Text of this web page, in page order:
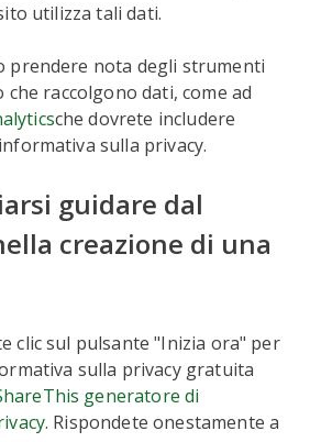
utilizza tali dati.
prendere nota degli strumenti
raccolgono dati, come ad
che dovrete includere
sulla privacy.
guidare dal
creazione di una
clic sul pulsante "Inizia ora" per
sulla privacy gratuita
generatore di
. Rispondete onestamente a